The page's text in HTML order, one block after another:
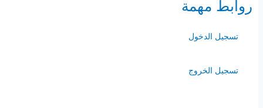
روابط مهمة
تسجيل الدخول
تسجيل الخروج